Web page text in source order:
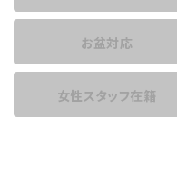
お盆対応
女性スタッフ在籍